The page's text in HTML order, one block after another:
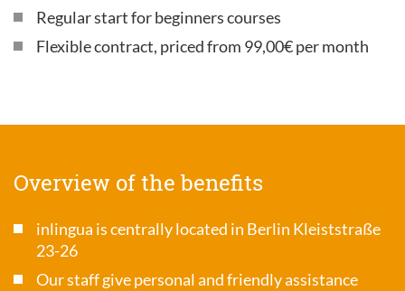
Regular start for beginners courses
Flexible contract, priced from 99,00€ per month
Overview of the benefits
inlingua is centrally located in Berlin Kleiststraße
23-26
Our staff give personal and friendly assistance